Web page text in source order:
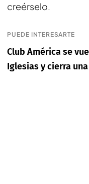
creérselo.
PUEDE INTERESARTE
Club América se
Iglesias y cierra